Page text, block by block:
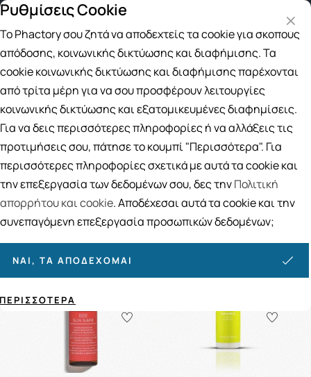
Δωρεάν μεταφορικά για αγορές άνω
Αναζήτηση
Αρχική / ΑΝΔΡΑΣ / Αντηλιακή Προστασία / Αντηλιακά Μαλλιών
Αντηλιακά Μαλλιών
4ΠΡΟΪΟΝΤΑ
Ταξινόμηση Προβολή
Ρυθμίσεις Cookie
Το Phactory σου ζητά να αποδεχτείς τα cookie για σκοπούς
απόδοσης, κοινωνικής δικτύωσης και διαφήμισης. Τα
cookie κοινωνικής δικτύωσης και διαφήμισης παρέχονται
από τρίτα μέρη για να σου προσφέρουν λειτουργίες
κοινωνικής δικτύωσης και εξατομικευμένες διαφημίσεις.
Για να δεις περισσότερες πληροφορίες ή να αλλάξεις τις
προτιμήσεις σου, πάτησε το κουμπί "Περισσότερα". Για
περισσότερες πληροφορίες σχετικά με αυτά τα cookie και
την επεξεργασία των δεδομένων σου, δες τηνΠολιτική
απορρήτου και cookie. Αποδέχεσαι αυτά τα cookie και την
συνεπαγόμενη επεξεργασία προσωπικών δεδομένων;
ΝΑΙ, ΤΑ ΑΠΟΔΈΧΟΜΑΙ
ΠΕΡΙΣΣΌΤΕΡΑ